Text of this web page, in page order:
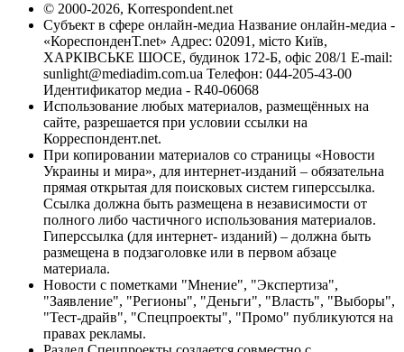
© 2000-2026, Korrespondent.net
Субъект в сфере онлайн-медиа Название онлайн-медиа -
«КореспонденТ.net» Адрес: 02091, місто Київ,
ХАРКІВСЬКЕ ШОСЕ, будинок 172-Б, офіс 208/1 E-mail:
sunlight@mediadim.com.ua Телефон: 044-205-43-00
Идентификатор медиа - R40-06068
Использование любых материалов, размещённых на
сайте, разрешается при условии ссылки на
Корреспондент.net.
При копировании материалов со страницы «Новости
Украины и мира», для интернет-изданий – обязательна
прямая открытая для поисковых систем гиперссылка.
Ссылка должна быть размещена в независимости от
полного либо частичного использования материалов.
Гиперссылка (для интернет- изданий) – должна быть
размещена в подзаголовке или в первом абзаце
материала.
Новости с пометками "Мнение", "Экспертиза",
"Заявление", "Регионы", "Деньги", "Власть", "Выборы",
"Тест-драйв", "Спецпроекты", "Промо" публикуются на
правах рекламы.